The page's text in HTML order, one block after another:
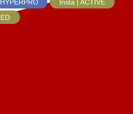
Insta | ACTIVE